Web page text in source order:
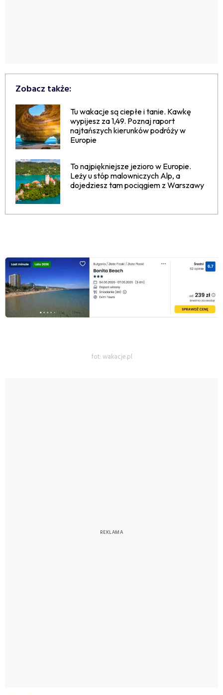
Zobacz także:
Tu wakacje są ciepłe i tanie. Kawkę
wypijesz za 1,49. Poznaj raport
najtańszych kierunków podróży w
Europie
To najpiękniejsze jezioro w Europie.
Leży u stóp malowniczych Alp, a
dojedziesz tam pociągiem z Warszawy
fot: wakacje.pl